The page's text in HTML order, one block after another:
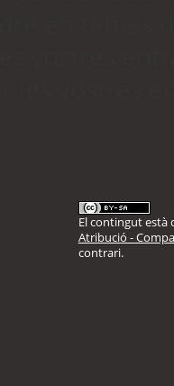
El contingut està
Atribució -
contrari.